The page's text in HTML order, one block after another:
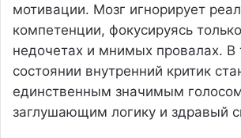
мотивации. Мозг игнорирует
компетенции, фокусируясь
недочетах и мнимых провалах. В
состоянии внутренний критик
единственным значимым
заглушающим логику и здравый